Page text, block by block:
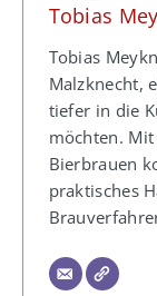
Tobias
Tobias
Malzknecht,
tiefer in die
möchten.
Bierbrauen
praktisches